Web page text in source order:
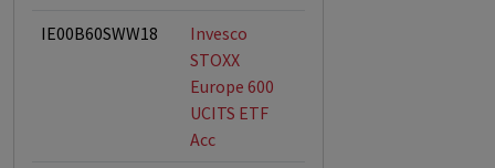
IE00B60SWW18
Invesco
STOXX
Europe 600
UCITS ETF
Acc